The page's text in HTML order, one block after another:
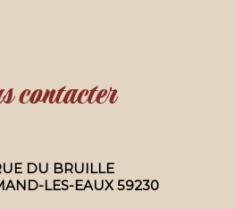
contacter
DU BRUILLE
LES-EAUX 59230